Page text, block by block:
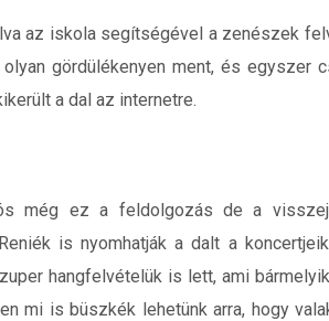
az iskola segítségével a zenészek
gördülékenyen ment, és egyszer
a dal az internetre.
még ez a feldolgozás de a
is nyomhatják a dalt a
hangfelvételük is lett, ami
mi is büszkék lehetünk arra, hogy